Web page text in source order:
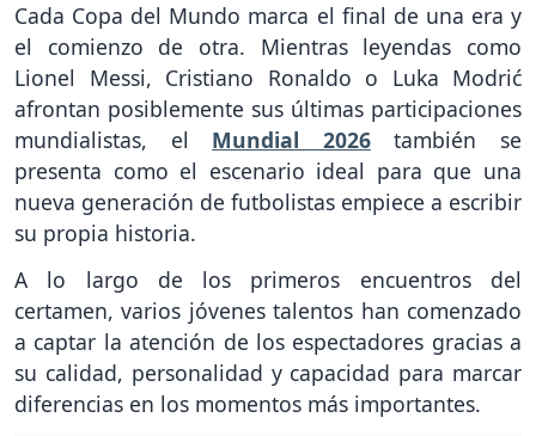
Cada Copa del Mundo marca el final de una era y
el comienzo de otra. Mientras leyendas como
Lionel Messi, Cristiano Ronaldo o Luka Modrić
afrontan posiblemente sus últimas participaciones
mundialistas, el Mundial 2026también se
presenta como el escenario ideal para que una
nueva generación de futbolistas empiece a escribir
su propia historia.
A lo largo de los primeros encuentros del
certamen, varios jóvenes talentos han comenzado
a captar la atención de los espectadores gracias a
su calidad, personalidad y capacidad para marcar
diferencias en los momentos más importantes.